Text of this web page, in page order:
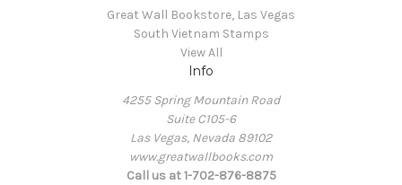
Great Wall Bookstore, Las Vegas
South Vietnam Stamps
View All
Info
4255 Spring Mountain Road
Suite C105-6
Las Vegas, Nevada 89102
www.greatwallbooks.com
Call us at 1-702-876-8875